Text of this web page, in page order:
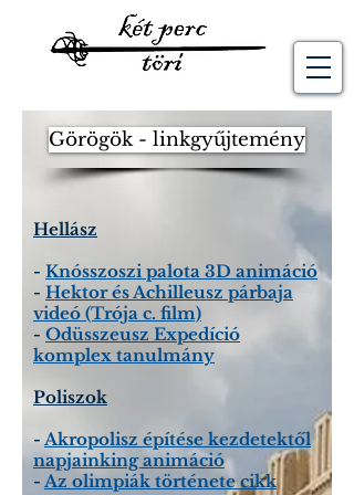
Görögök - linkgyűjtemény
Hellász
- Knósszoszi palota 3D animáció
- Hektor és Achilleusz párbaja
videó (Trója c. film)
- Odüsszeusz Expedíció
komplex tanulmány
Poliszok
-Akropolisz építése kezdetektől
napjainking animáció
- Az olimpiák története cikk